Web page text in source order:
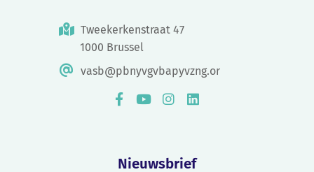
Tweekerkenstraat 47
1000 Brussel
vasb@pbnyvgvbapyvzng.or
Nieuwsbrief